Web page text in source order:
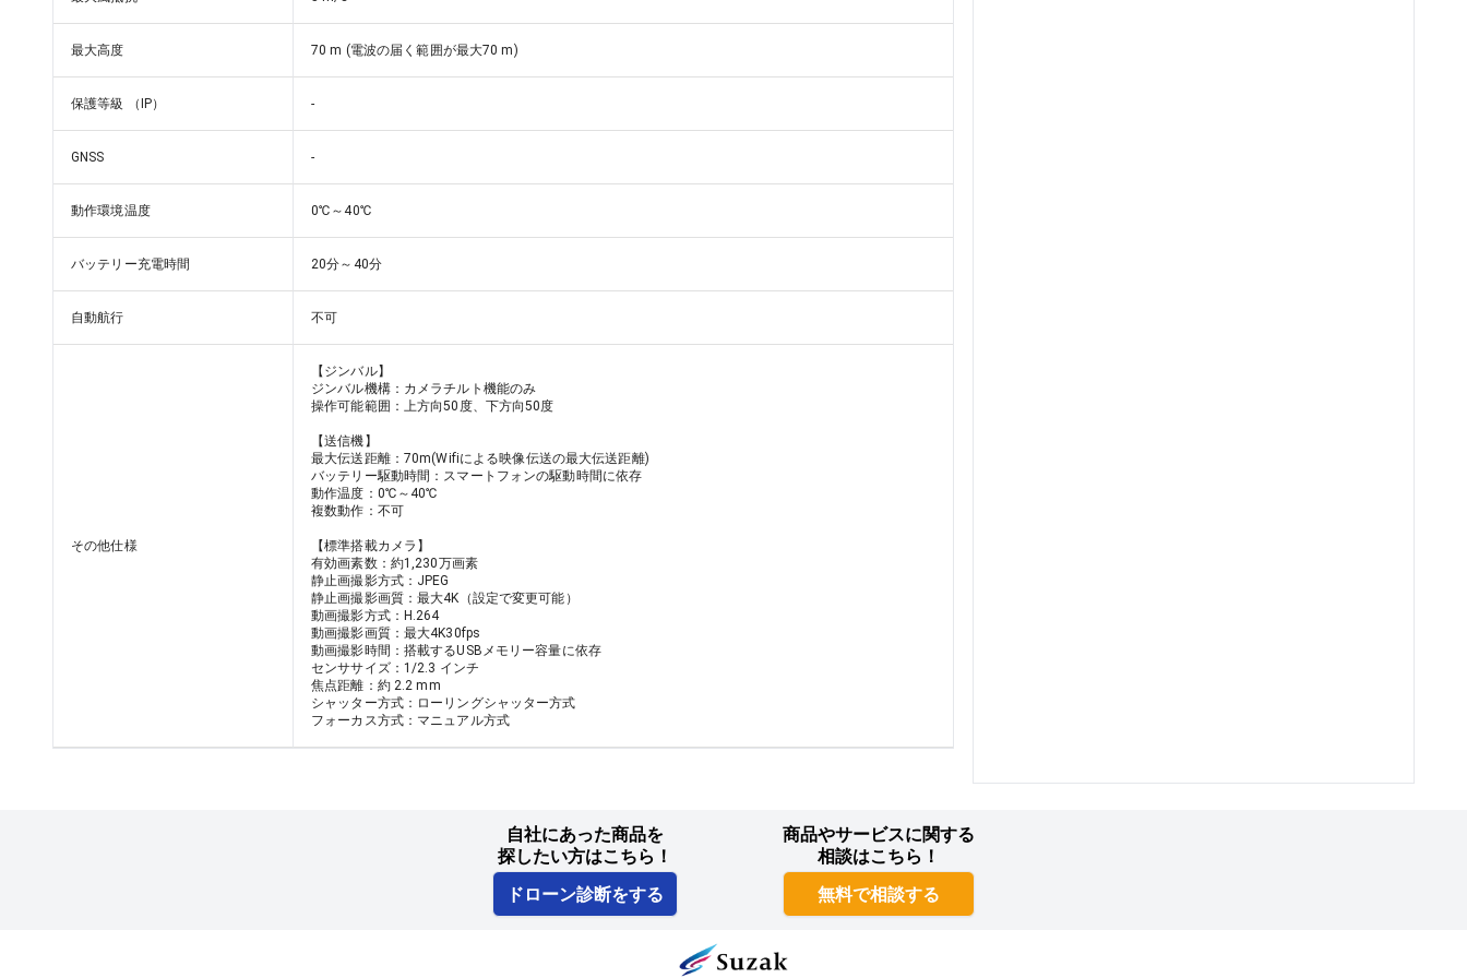
最大高度 70 m (電波の届く範囲が最大70 m)
保護等級 （IP） -
GNSS -
動作環境温度 0℃～40℃
バッテリー充電時間 20分～40分
自動航行 不可
その他仕様
【ジンバル】
ジンバル機構：カメラチルト機能のみ
操作可能範囲：上方向50度、下方向50度
【送信機】
最大伝送距離：70m(Wifiによる映像伝送の最大伝送距離)
バッテリー駆動時間：スマートフォンの駆動時間に依存
動作温度：0℃～40℃
複数動作：不可
【標準搭載カメラ】
有効画素数：約1,230万画素
静止画撮影方式：JPEG
静止画撮影画質：最大4K（設定で変更可能）
動画撮影方式：H.264
動画撮影画質：最大4K30fps
動画撮影時間：搭載するUSBメモリー容量に依存
センササイズ：1/2.3 インチ
焦点距離：約 2.2 mm
シャッター方式：ローリングシャッター方式
フォーカス方式：マニュアル方式
自社にあった商品を
探したい方はこちら！
ドローン診断をする
商品やサービスに関する
相談はこちら！
無料で相談する